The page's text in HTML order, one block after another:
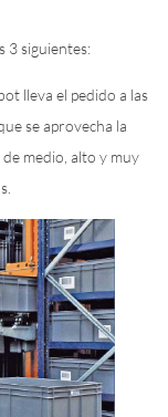
3 siguientes:
lleva el pedido a las
se aprovecha la
medio, alto y muy